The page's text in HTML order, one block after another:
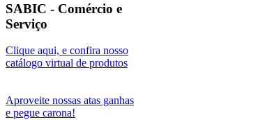
SABIC - Comércio e
Serviço
Clique aqui, e confira nosso
catálogo virtual de produtos
Aproveite nossas atas ganhas
e pegue carona!